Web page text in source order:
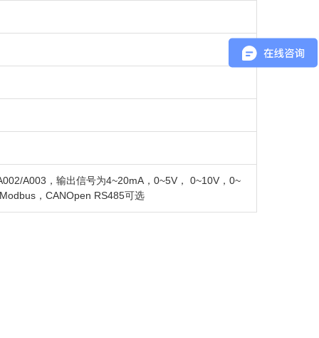
A003，输出信号为4~20mA，0~5V， 0~10V，0~
，CANOpen RS485可选